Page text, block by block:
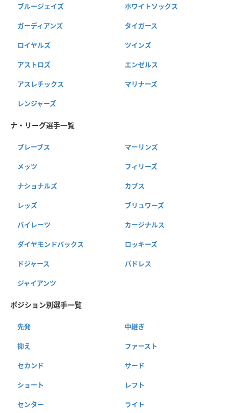
ブルージェイズ ホワイトソックス
ガーディアンズ タイガース
ロイヤルズ ツインズ
アストロズ エンゼルス
アスレチックス マリナーズ
レンジャーズ
ナ・リーグ選手一覧
ブレーブス マーリンズ
メッツ フィリーズ
ナショナルズ カブス
レッズ ブリュワーズ
パイレーツ カージナルス
ダイヤモンドバックス ロッキーズ
ドジャース パドレス
ジャイアンツ
ポジション別選手一覧
先発 中継ぎ
抑え ファースト
セカンド サード
ショート レフト
センター ライト